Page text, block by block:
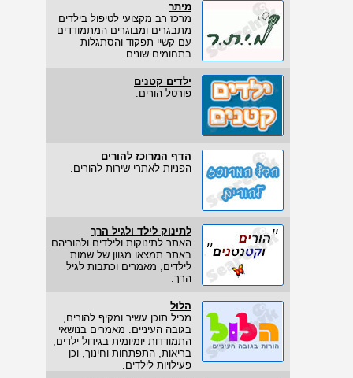
מיתר
מרכז רב מקצועי לטיפול בילדים
מתבגרים ומבוגרים המתמודדים
עם קשיי תפקוד והסתגלות
בתחומים שונים.
ילדים קטנים
פורטל הורים.
הדף המרוכז להורים
הפניות לאתרי שירות להורים.
לתינוק לילד ולגיל הרך
האתר לתינוקות ולילדים ולהוריהם.
באתר תמצאו מגוון של שמות
לילדים, מאמרים וכתבות לגיל
הרך.
הלול
מכיל תוכן עשיר ומקיף להורים,
בגובה העיניים. מאמרים בנושאי
התמודדות יומיומית בגידול ילדים,
בריאות, התפתחות וחינוך, וכן
פעילויות לילדים.